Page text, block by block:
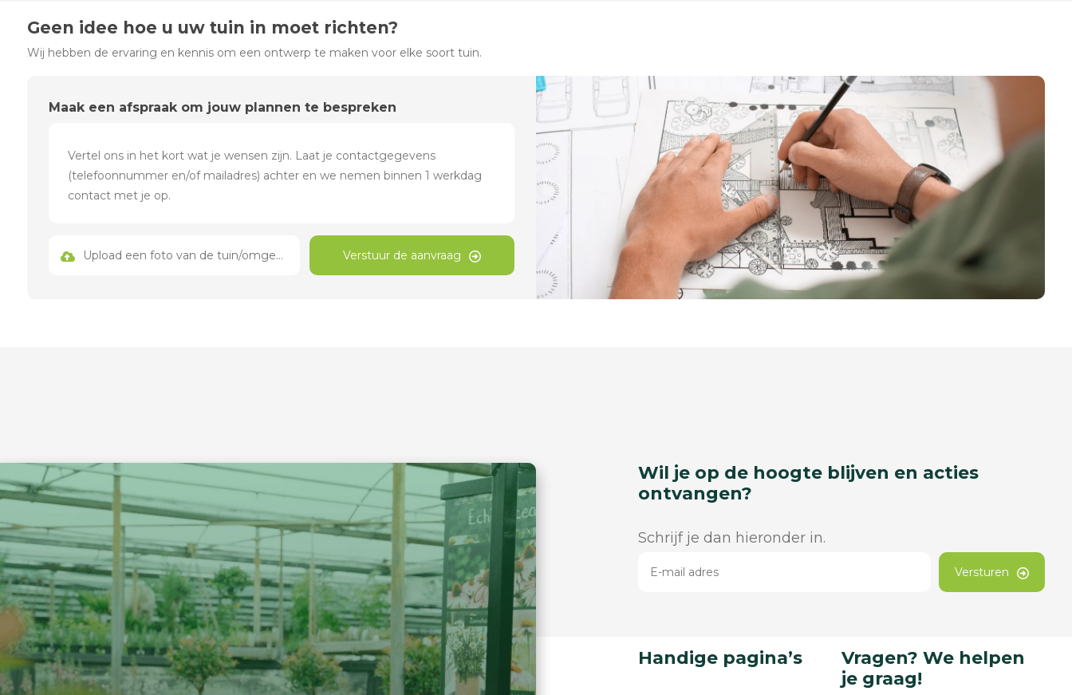
Geen idee hoe u uw tuin in moet richten?
Wij hebben de ervaring en kennis om een ontwerp te maken voor elke soort tuin.
Maak een afspraak om jouw plannen te bespreken
Upload een foto van de tuin/omgeving Verstuur de aanvraag
Wil je op de hoogte blijven en acties
ontvangen?
Schrijf je dan hieronder in.
Versturen
Handige pagina’s
Vragen? We helpen
je graag!